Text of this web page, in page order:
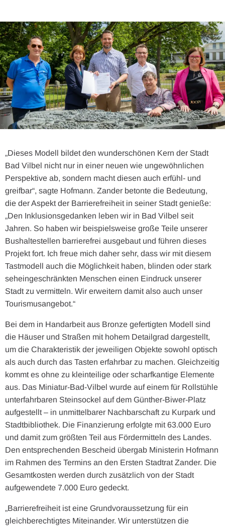
„Dieses Modell bildet den wunderschönen Kern der Stadt
Bad Vilbel nicht nur in einer neuen wie ungewöhnlichen
Perspektive ab, sondern macht diesen auch erfühl- und
greifbar“, sagte Hofmann. Zander betonte die Bedeutung,
die der Aspekt der Barrierefreiheit in seiner Stadt genieße:
„Den Inklusionsgedanken leben wir in Bad Vilbel seit
Jahren. So haben wir beispielsweise große Teile unserer
Bushaltestellen barrierefrei ausgebaut und führen dieses
Projekt fort. Ich freue mich daher sehr, dass wir mit diesem
Tastmodell auch die Möglichkeit haben, blinden oder stark
seheingeschränkten Menschen einen Eindruck unserer
Stadt zu vermitteln. Wir erweitern damit also auch unser
Tourismusangebot.“
Bei dem in Handarbeit aus Bronze gefertigten Modell sind
die Häuser und Straßen mit hohem Detailgrad dargestellt,
um die Charakteristik der jeweiligen Objekte sowohl optisch
als auch durch das Tasten erfahrbar zu machen. Gleichzeitig
kommt es ohne zu kleinteilige oder scharfkantige Elemente
aus. Das Miniatur-Bad-Vilbel wurde auf einem für Rollstühle
unterfahrbaren Steinsockel auf dem Günther-Biwer-Platz
aufgestellt – in unmittelbarer Nachbarschaft zu Kurpark und
Stadtbibliothek. Die Finanzierung erfolgte mit 63.000 Euro
und damit zum größten Teil aus Fördermitteln des Landes.
Den entsprechenden Bescheid übergab Ministerin Hofmann
im Rahmen des Termins an den Ersten Stadtrat Zander. Die
Gesamtkosten werden durch zusätzlich von der Stadt
aufgewendete 7.000 Euro gedeckt.
„Barrierefreiheit ist eine Grundvoraussetzung für ein
gleichberechtigtes Miteinander. Wir unterstützen die